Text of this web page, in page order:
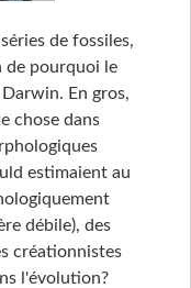
de fossiles,
de pourquoi le
En gros,
chose dans
estimaient au
débile), des
créationnistes
l'évolution?